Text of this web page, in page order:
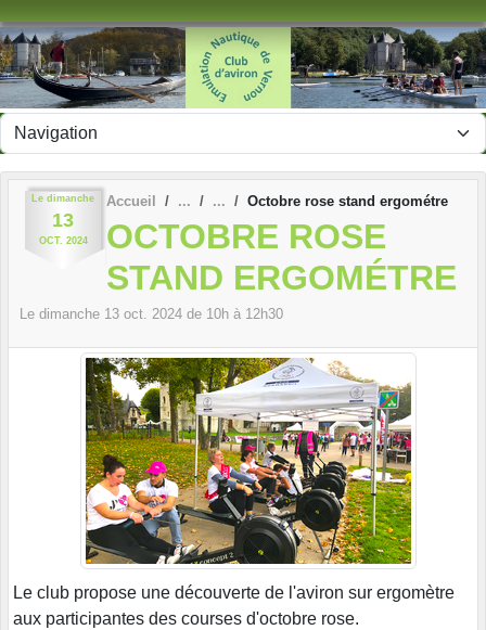
Le dimanche
13
OCT. 2024
Accueil Octobre rose stand ergométre
OCTOBRE ROSE
STAND ERGOMÉTRE
Le dimanche 13 oct. 2024 de 10h à 12h30
Le club propose une découverte de l'aviron sur ergomètre
aux participantes des courses d'octobre rose.